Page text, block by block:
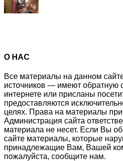
О НАС
Все материалы на данном
источников — имеют обратную
интернете или присланы
предоставляются
целях. Права на материалы
Администрация сайта
материала не несет. Если Вы
сайте материалы, которые
принадлежащие Вам, Вашей
пожалуйста, сообщите нам.